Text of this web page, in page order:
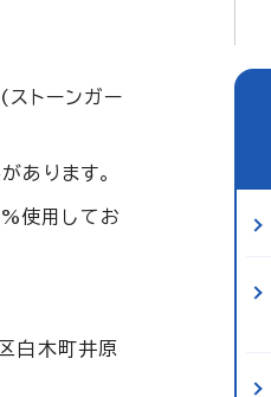
トーンガー
あります。
使用してお
白木町井原